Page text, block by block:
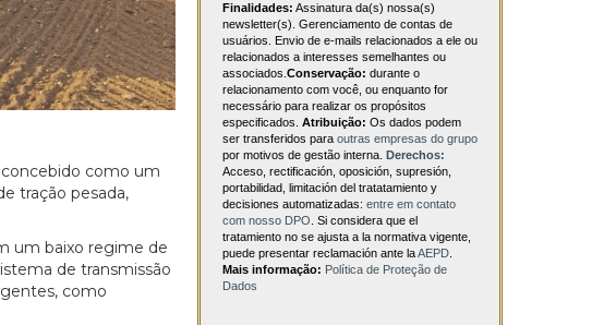
como um
tração pesada,
um baixo regime de
de transmissão
como
Finalidades: Assinatura da(s) nossa(s)
newsletter(s). Gerenciamento de contas de
usuários. Envio de e-mails relacionados a ele ou
relacionados a interesses semelhantes ou
associados. Conservação: durante o
relacionamento com você, ou enquanto for
necessário para realizar os propósitos
especificados. Atribuição: Os dados podem
ser transferidos para outras empresas do grupo
por motivos de gestão interna. Derechos:
Acceso, rectificación, oposición, supresión,
portabilidad, limitación del tratatamiento y
decisiones automatizadas: entre em contato
com nosso DPO . Si considera que el
tratamiento no se ajusta a la normativa vigente,
puede presentar reclamación ante laAEPD
Mais informação: Política de Proteção de
Dados